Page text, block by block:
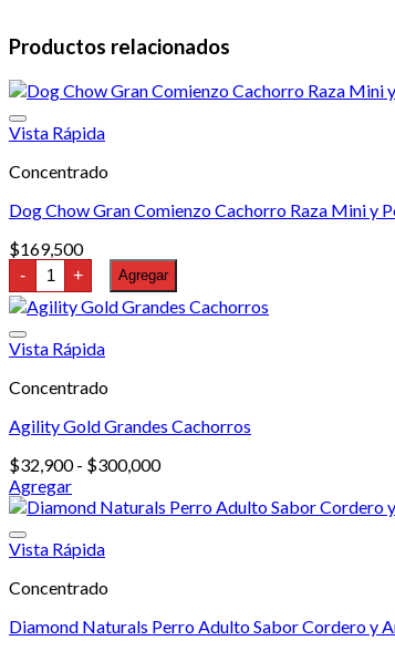
Productos relacionados
Vista Rápida
Concentrado
Dog Chow Gran Comienzo Cachorro Raza Mini y
$169,500
- Dog
Chow
Gran
Comienzo
Raza
y
17
kg
cantidad
+ Agregar
Vista Rápida
Concentrado
Agility Gold Grandes Cachorros
$32,900 - $300,000Rango
precios:
Agregar
Este
tiene
variantes.
opciones
Vista Rápida
Concentrado
Diamond Naturals Perro Adulto Sabor Cordero y